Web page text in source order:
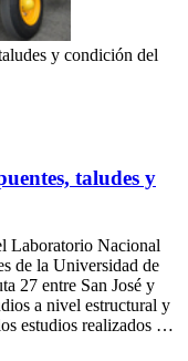
y condición del
taludes y
Laboratorio Nacional
de la Universidad de
27 entre San José y
a nivel estructural y
estudios realizados …